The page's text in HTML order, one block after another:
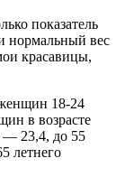
показатель
нормальный вес
красавицы,
18-24
в возрасте
— 23,4, до 55
летнего